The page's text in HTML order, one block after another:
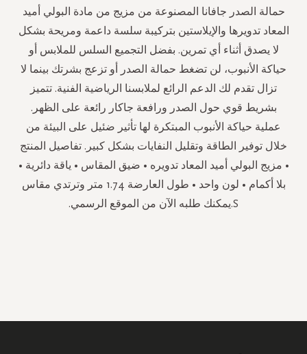
حمالة الصدر جافانا المصنوعة من مزيج من مادة البولي أميد
المعاد تدويرها والإيلاستين بتركيبة سلسة داعمة ومريحة بشكل
لا يصدق أثناء أي تمرين. بفضل التجميع السلس للملابس أو
حياكة الأنبوب، لن تضغط حمالة الصدر أو تزعج بشرتك بينما لا
تزال تقدم لك الدعم الرائع لملابسنا الرياضية الفنية. تتميز
بشريط قوي حول الصدر ورافعة جاكار رائعة على الظهر.
عملية حياكة الأنبوب المبتكرة لها تأثير ضئيل على البيئة من
خلال توفير الطاقة وتقليل النفايات بشكل كبير. تفاصيل المنتج
• مزيج البولي أميد المعاد تدويره • ضيق المقاس • ياقة دائرية •
بلا أكمام • لون واحد • طول العارضة 1.74 متر وترتدي مقاس
S.يمكنك طلبه الآن من الموقع الرسمي.